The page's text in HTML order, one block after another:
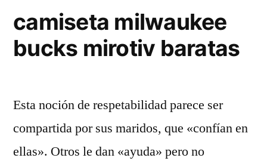
camiseta milwaukee
bucks mirotiv baratas
Esta noción de respetabilidad parece ser
compartida por sus maridos, que «confían en
ellas». Otros le dan «ayuda» pero no